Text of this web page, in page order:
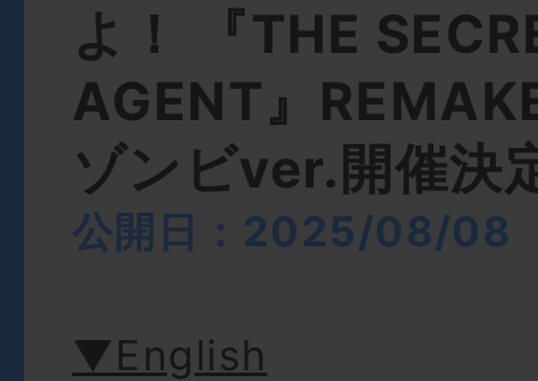
よ！ 『THE
AGENT』
ゾンビver.開催決
公開日：2025/08/08
▼English